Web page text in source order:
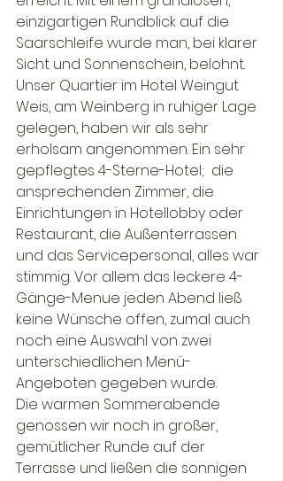
einzigartigen Rundblick auf die
Saarschleife wurde man, bei klarer
Sicht und Sonnenschein, belohnt.
Unser Quartier im Hotel Weingut
Weis, am Weinberg in ruhiger Lage
gelegen, haben wir als sehr
erholsam angenommen. Ein sehr
gepflegtes 4-Sterne-Hotel;  die
ansprechenden Zimmer, die
Einrichtungen in Hotellobby oder
Restaurant, die Außenterrassen
und das Servicepersonal, alles war
stimmig. Vor allem das leckere 4-
Gänge-Menue jeden Abend ließ
keine Wünsche offen, zumal auch
noch eine Auswahl von zwei
unterschiedlichen Menü-
Angeboten gegeben wurde.
Die warmen Sommerabende
genossen wir noch in großer,
gemütlicher Runde auf der
Terrasse und ließen die sonnigen